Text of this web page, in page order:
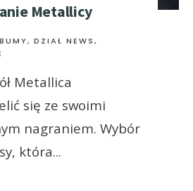
Metallicy
, DZIAŁ NEWS,
Metallica
się ze swoimi
nagraniem. Wybór
która...